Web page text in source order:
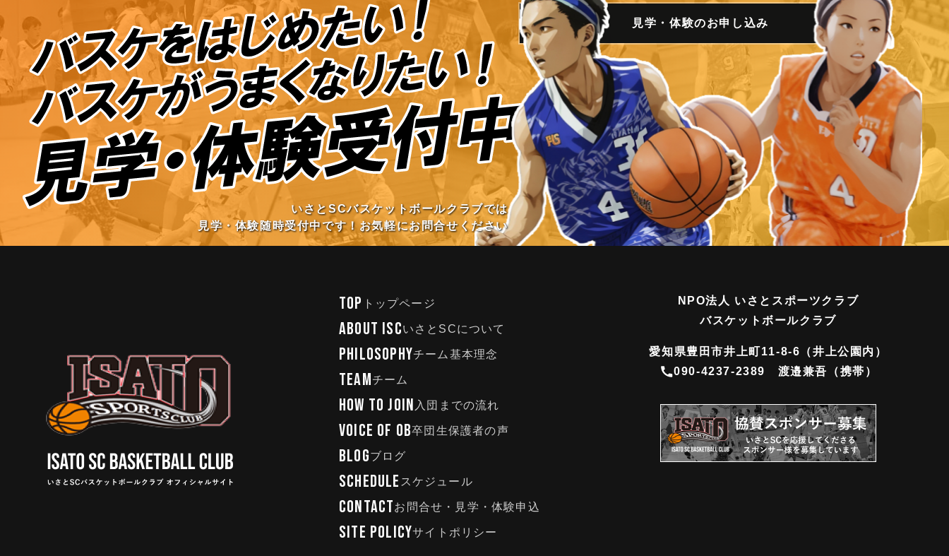
いさとSCバスケットボールクラブでは
見学・体験随時受付中です！お気軽にお問合せください
見学・体験のお申し込み
TOP トップページ
ABOUT ISCいさとSCについて
PHILOSOPHYチーム基本理念
TEAMチーム
HOW TO JOIN入団までの流れ
VOICE OF OB卒団生保護者の声
BLOGブログ
SCHEDULE スケジュール
CONTACTお問合せ・見学・体験申込
SITE POLICYサイトポリシー
NPO法人 いさとスポーツクラブ
バスケットボールクラブ
愛知県豊田市井上町11-8-6（井上公園内）
090-4237-2389
渡邉兼吾（携帯）